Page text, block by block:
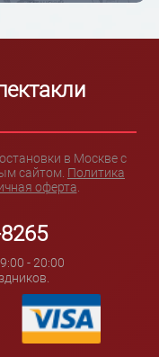
в Москве с
сайтом. Политика
оферта
- 20:00